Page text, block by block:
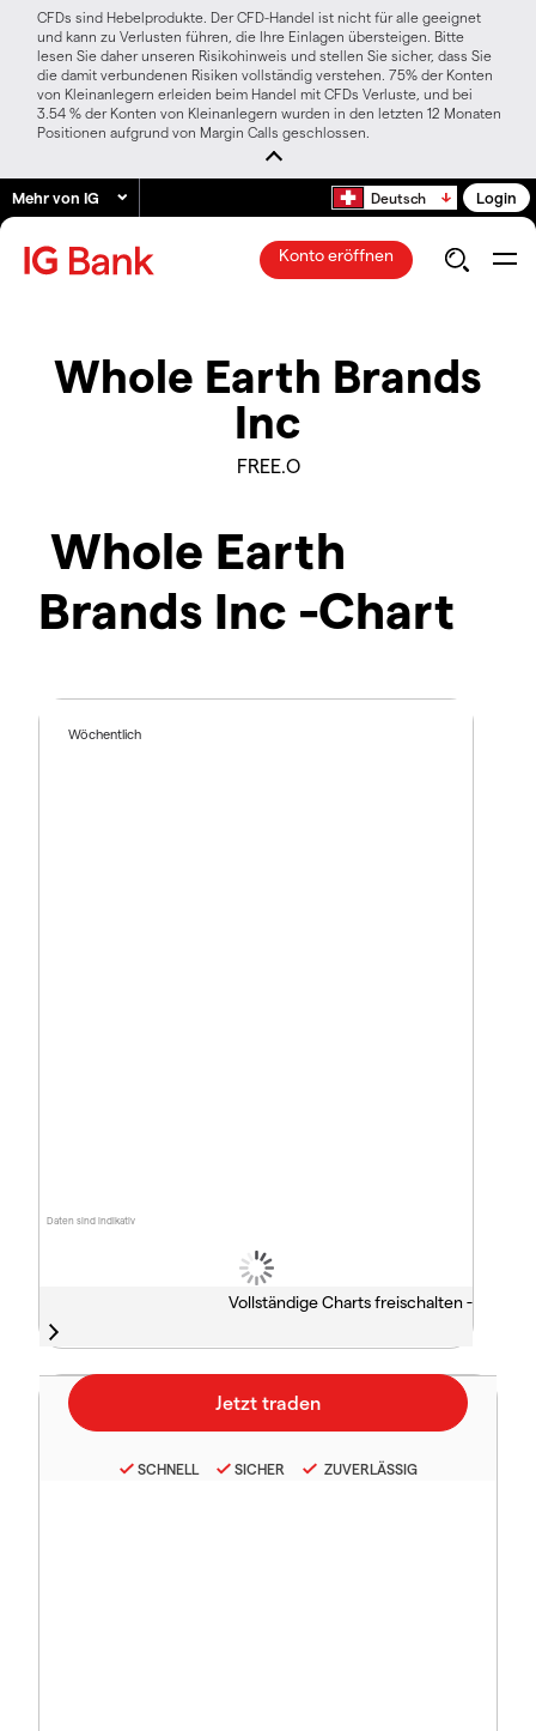
CFDs sind Hebelprodukte. Der CFD-Handel ist nicht für alle geeignet
und kann zu Verlusten führen, die Ihre Einlagen übersteigen. Bitte
lesen Sie daher unseren Risikohinweis und stellen Sie sicher, dass Sie
die damit verbundenen Risiken vollständig verstehen. 75% der Konten
von Kleinanlegern erleiden beim Handel mit CFDs Verluste, und bei
3.54 % der Konten von Kleinanlegern wurden in den letzten 12 Monaten
Positionen aufgrund von Margin Calls geschlossen.
Mehr von IG Deutsch Login
Konto eröffnen
Whole Earth Brands
Inc
FREE.O
Whole Earth
Brands Inc -Chart
Daten sind indikativ
Wöchentlich
Vollständige Charts freischalten -
SCHNELL SICHER ZUVERLÄSSIG